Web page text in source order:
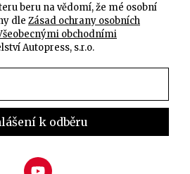
beru na vědomí, že mé osobní
dle Zásad ochrany osobních
obchodními
Autopress, s.r.o.